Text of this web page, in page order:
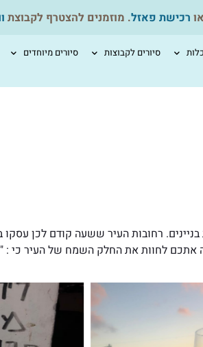
או רכישת פאזל. מוזמנים להצטרף לקבוצת
סיורים לקבוצות סיורים מיוחדים
רחובות העיר ששעה קודם לכן
אתכם לחוות את החלק השמח של העיר כי